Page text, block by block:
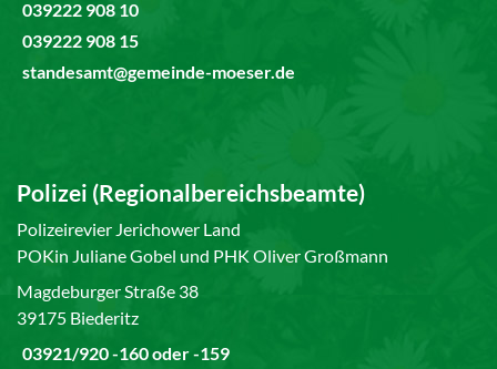
039222 908 10
039222 908 15
standesamt@gemeinde-moeser.de
Polizei (Regionalbereichsbeamte)
Polizeirevier Jerichower Land
POKin Juliane Gobel und PHK Oliver Großmann
Magdeburger Straße 38
39175 Biederitz
03921/920 -160 oder -159